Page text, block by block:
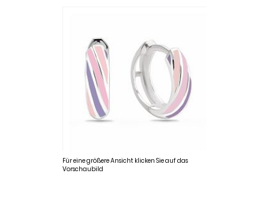
Für eine größere Ansicht klicken Sie auf das
Vorschaubild